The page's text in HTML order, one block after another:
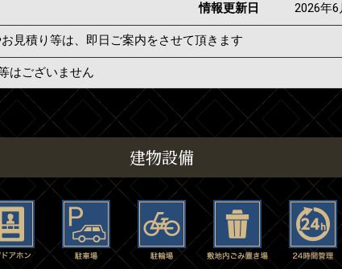
情報更新日 2026年
見積り等は、即日ご案内をさせて頂きます
はございません
建物設備